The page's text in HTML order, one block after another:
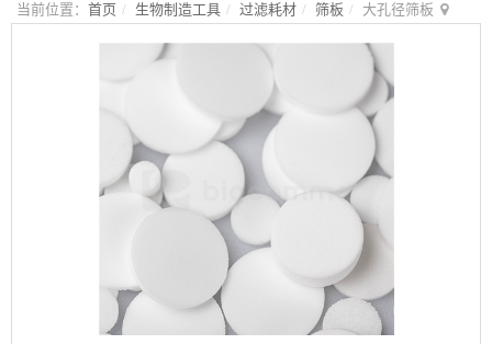
当前位置： 首页 生物制造工具 过滤耗材 筛板 大孔径筛板